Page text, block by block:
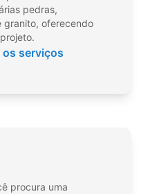
pedras,
granito, oferecendo
os serviços
procura uma